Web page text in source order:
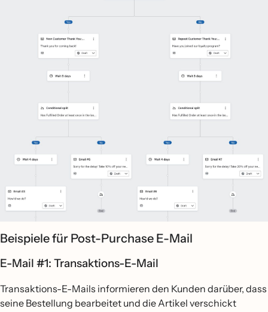
Beispiele für Post-Purchase E-Mail
E-Mail #1: Transaktions-E-Mail
Transaktions-E-Mails informieren den Kunden darüber, dass
seine Bestellung bearbeitet und die Artikel verschickt